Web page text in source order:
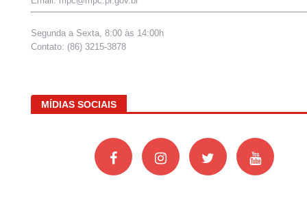
Segunda a Sexta, 8:00 às 14:00h
Contato: (86) 3215-3878
MÍDIAS SOCIAIS